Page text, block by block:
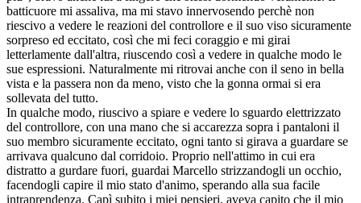
batticuore mi assaliva, ma mi stavo innervosendo perchè non
riescivo a vedere le reazioni del controllore e il suo viso sicuramente
sorpreso ed eccitato, così che mi feci coraggio e mi girai
letterlamente dall'altra, riuscendo così a vedere in qualche modo le
sue espressioni. Naturalmente mi ritrovai anche con il seno in bella
vista e la passera non da meno, visto che la gonna ormai si era
sollevata del tutto.
In qualche modo, riuscivo a spiare e vedere lo sguardo elettrizzato
del controllore, con una mano che si accarezza sopra i pantaloni il
suo membro sicuramente eccitato, ogni tanto si girava a guardare se
arrivava qualcuno dal corridoio. Proprio nell'attimo in cui era
distratto a gurdare fuori, guardai Marcello strizzandogli un occhio,
facendogli capire il mio stato d'animo, sperando alla sua facile
intraprendenza. Capì subito i miei pensieri, aveva capito che il mio